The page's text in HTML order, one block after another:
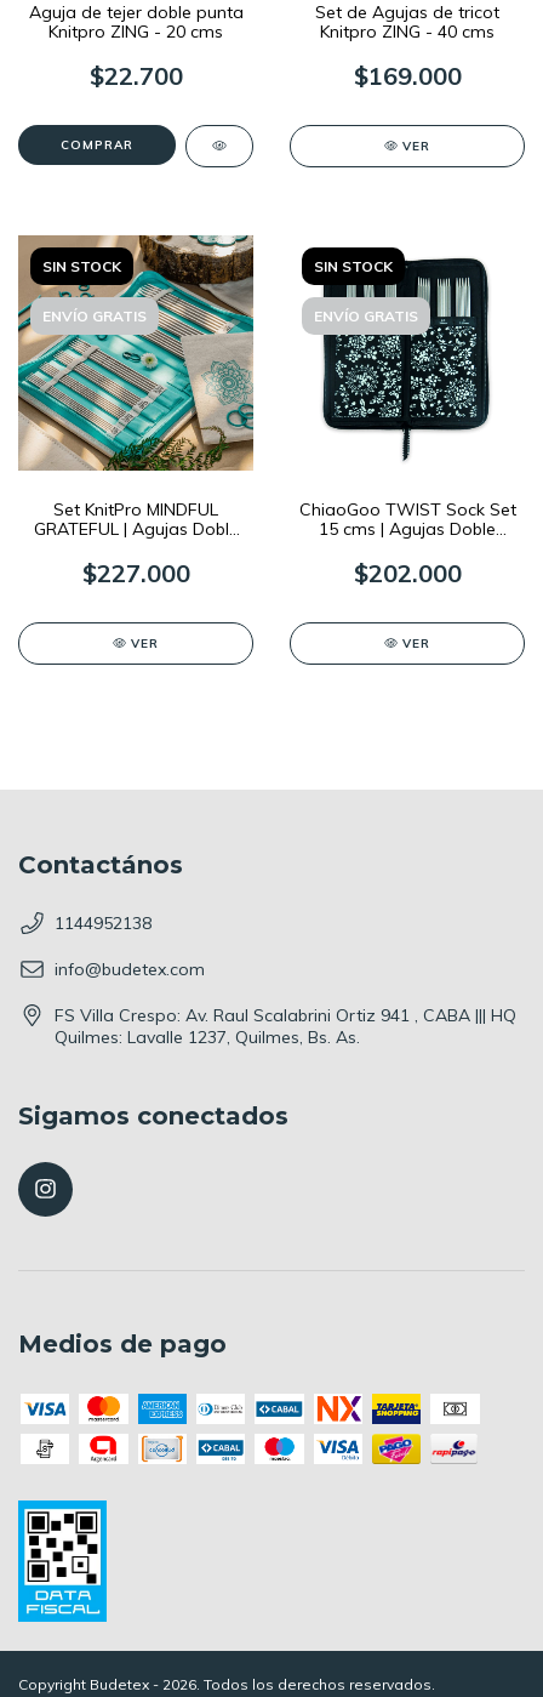
Aguja de tejer doble punta
Knitpro ZING - 20 cms
$22.700
COMPRAR
Set de Agujas de tricot
Knitpro ZING - 40 cms
$169.000
VER
SIN STOCK
ENVÍO GRATIS
Set KnitPro MINDFUL
GRATEFUL | Agujas Doble
$227.000
VER
SIN STOCK
ENVÍO GRATIS
ChiaoGoo TWIST Sock Set
15 cms | Agujas Doble
$202.000
VER
Contactános
1144952138
info@budetex.com
FS Villa Crespo: Av. Raul Scalabrini Ortiz 941 , CABA ||| HQ
Quilmes: Lavalle 1237, Quilmes, Bs. As.
Sigamos conectados
Medios de pago
Copyright Budetex - 2026. Todos los derechos reservados.